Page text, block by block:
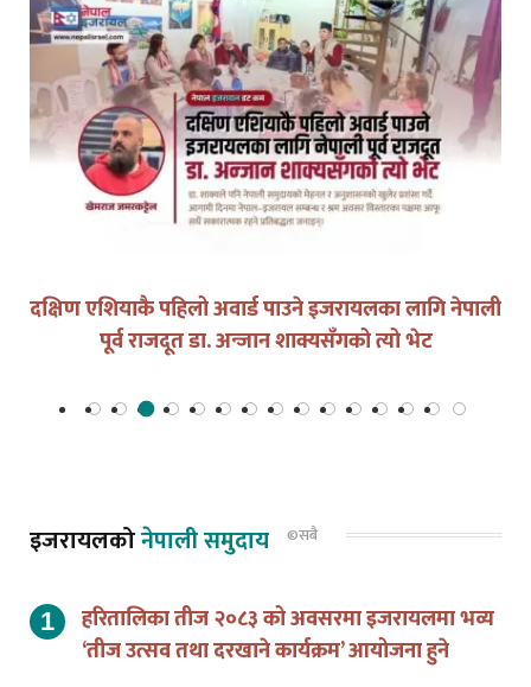
युद्धको घडीमा मौनता पनि जिम्मेवारी हो
‘तीज उत्सव तथा दरखाने कार्यक्रम’ आयोजना हुने